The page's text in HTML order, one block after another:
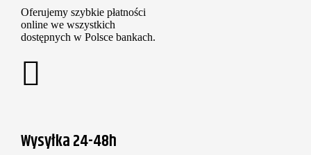
Oferujemy szybkie płatności
online we wszystkich
dostępnych w Polsce bankach.
Wysyłka 24-48h